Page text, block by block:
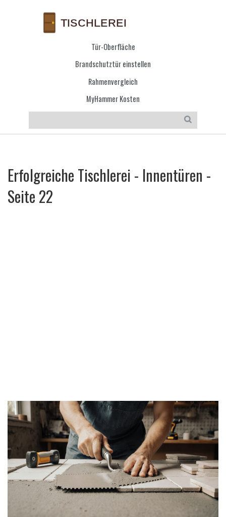
Tür-Oberfläche
Brandschutztür einstellen
Rahmenvergleich
MyHammer Kosten
Erfolgreiche Tischlerei - Innentüren -
Seite 22